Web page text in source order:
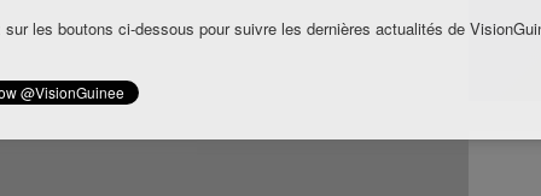
sur les boutons ci-dessous pour suivre les dernières actualités de